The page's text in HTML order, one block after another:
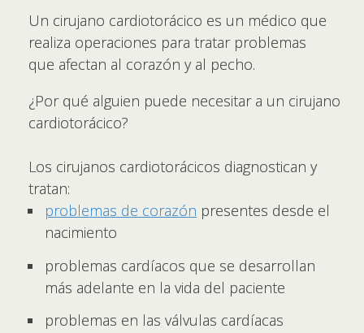
Un cirujano cardiotorácico es un médico que
realiza operaciones para tratar problemas
que afectan al corazón y al pecho.
¿Por qué alguien puede necesitar a un cirujano
cardiotorácico?
Los cirujanos cardiotorácicos diagnostican y
tratan:
problemas de corazón presentes desde el
nacimiento
problemas cardíacos que se desarrollan
más adelante en la vida del paciente
problemas en las válvulas cardíacas